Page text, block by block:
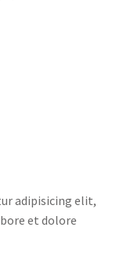
adipisicing elit,
et dolore